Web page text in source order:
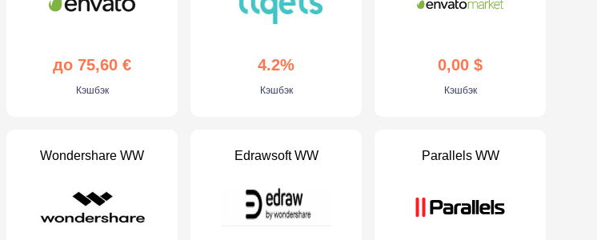
до 75,60 €
Кэшбэк
4.2%
Кэшбэк
0,00 $
Кэшбэк
Wondershare WW Edrawsoft WW Parallels WW